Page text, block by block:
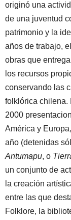
originó una
de una juventud
patrimonio y la
años de trabajo, el
obras que
los recursos
conservando las
folklórica chilena.
2000
América y
año (detenidas
Antumapu, o
un conjunto de
la creación
entre las que
Folklore, la